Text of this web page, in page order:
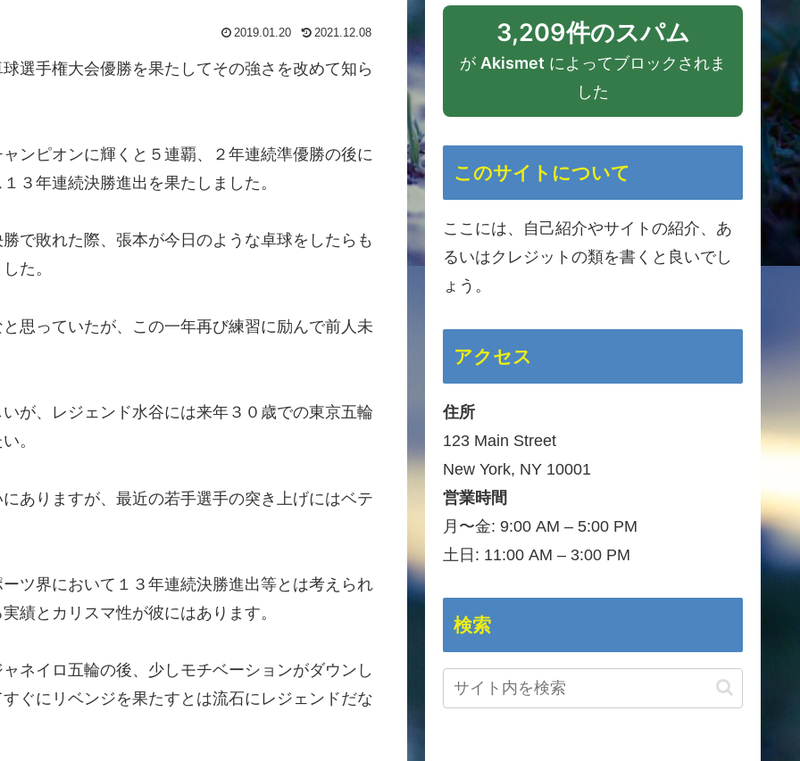
2019.01.20 2021.12.08
選手権大会優勝を果たしてその強さを改めて知ら
ンピオンに輝くと５連覇、２年連続準優勝の後に
３年連続決勝進出を果たしました。
で敗れた際、張本が今日のような卓球をしたらも
た。
思っていたが、この一年再び練習に励んで前人未
が、レジェンド水谷には来年３０歳での東京五輪
。
ありますが、最近の若手選手の突き上げにはベテ
ツ界において１３年連続決勝進出等とは考えられ
とカリスマ性が彼にはあります。
ネイロ五輪の後、少しモチベーションがダウンし
ぐにリベンジを果たすとは流石にレジェンドだな
3,209件のスパム
が Akismet によってブロックされま
した
このサイトについて
ここには、自己紹介やサイトの紹介、あ
るいはクレジットの類を書くと良いでし
ょう。
アクセス
住所
123 Main Street
New York, NY 10001
営業時間
月〜金: 9:00 AM – 5:00 PM
土日: 11:00 AM – 3:00 PM
検索